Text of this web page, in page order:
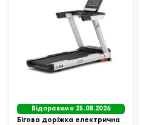
Відправимо 25.08.2026
Бігова доріжка електрична